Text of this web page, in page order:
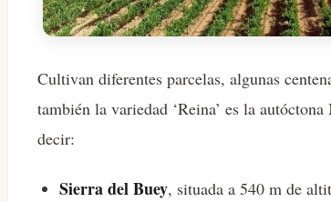
Cultivan diferentes parcelas, algunas
también la variedad ‘Reina’ es la
decir:
Sierra del Buey, situada a 540 m de